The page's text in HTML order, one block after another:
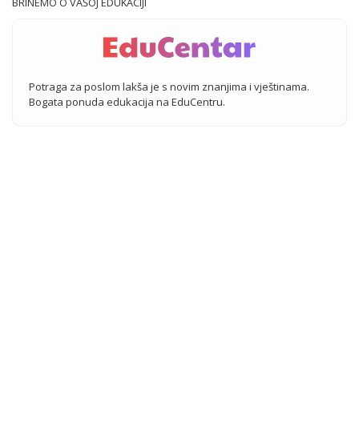
Potraga za poslom lakša je s novim znanjima i vještinama.
Bogata ponuda edukacija na EduCentru.